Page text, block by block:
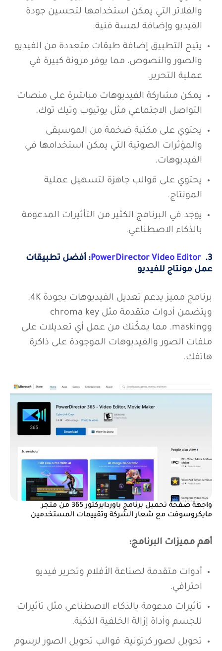
والفلاتر التي يمكن استخدامها لتحسين جودة
الفيديو وإضافة لمسة فنية.
يتيح التطبيق إضافة طبقات متعددة من الفيديو
والصور والنصوص، مما يوفر مرونة كبيرة في
عملية التحرير.
يمكن مشاركة الفيديوهات مباشرة على منصات
التواصل الاجتماعي مثل يوتيوب وتيك توك.
يحتوي على مكتبة ضخمة من الموسيقى
والمؤثرات الصوتية التي يمكن استخدامها في
الفيديوهات.
يحتوي على قوالب جاهزة لتسهيل عملية
المونتاج.
يوجد في البرنامج الكثير من التأثيرات المدعومة
بالذكاء الاصطناعي.
3.
PowerDirector Video Editor: أفضل تطبيقات
عمل مونتاج للفيديو
برنامج مميز يدعم تعديل الفيديوهات بجودة 4K.
ويتضمن أدوات متقدمة مثل chroma key
وmasking. مما يمكّنك من عمل أي تعديلات على
ملفات الصور والفيديوهات الموجودة على ذاكرة
هاتفك.
واجهة صفحة تحميل برنامج باوردايركتور 365 من متجر
مايكروسوفت مع شعار الشركة وتقييمات المستخدمين
أهم مميزات البرنامج:
أدوات متقدمة لصناعة الأفلام وتحرير فيديو
احترافي.
تأثيرات مدعومة بالذكاء الاصطناعي مثل تأثيرات
للجسم وأداة إزالة الخلفية الذكية.
تحويل لصور كرتونية: قوالب تحويل الصور لرسوم